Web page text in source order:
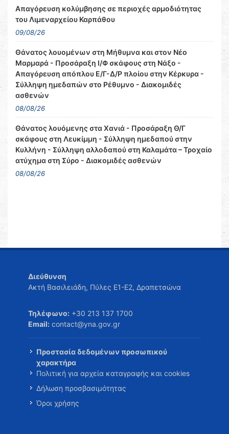
Απαγόρευση κολύμβησης σε περιοχές αρμοδιότητας
του Λιμεναρχείου Καρπάθου
09/08/26
Θάνατος λουομένων στη Μήθυμνα και στον Νέο
Μαρμαρά - Προσάραξη Ι/Φ σκάφους στη Νάξο -
Απαγόρευση απόπλου Ε/Γ-Δ/Ρ πλοίου στην Κέρκυρα -
Σύλληψη ημεδαπών στο Ρέθυμνο - Διακομιδές
ασθενών
08/08/26
Θάνατος λουόμενης στα Χανιά - Προσάραξη Θ/Γ
σκάφους στη Λευκίμμη - Σύλληψη ημεδαπού στην
Κυλλήνη - Σύλληψη αλλοδαπού στη Καλαμάτα – Τροχαίο
ατύχημα στη Σύρο - Διακομιδές ασθενών
08/08/26
Διεύθυνση
Ακτή Βασιλειάδη, Πύλες Ε1-Ε2, Δραπετσώνα
Τηλέφωνο: +30 213 137 1700
Email: contact@yna.gov.gr
Προστασία δεδομένων προσωπικού
χαρακτήρα
Πολιτική για αρχεία καταγραφής και cookies
Δήλωση προσβασιμότητας
Όροι χρήσης